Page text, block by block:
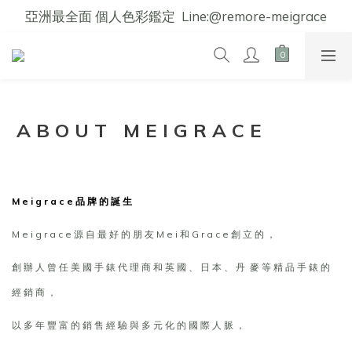
亞洲最全面 個人色彩鑑定  Line:@remore-meigrace
A B O U T M E I G R A C E
M e i g r a c e 品 牌 的 誕 生
M e i g r a c e 源 自 最 好 的 朋 友 M e i 和 G r a c e 創 立 的 ，
創 辦 人 曾 任 美 國 手 錶 代 理 商 和 英 國 、 日 本 、 丹 麥 等 精 品 手 錶 的
經 銷 商 ，
以 多 年 豐 富 的 銷 售 經 驗 與 多 元 化 的 國 際 人 脈 ，